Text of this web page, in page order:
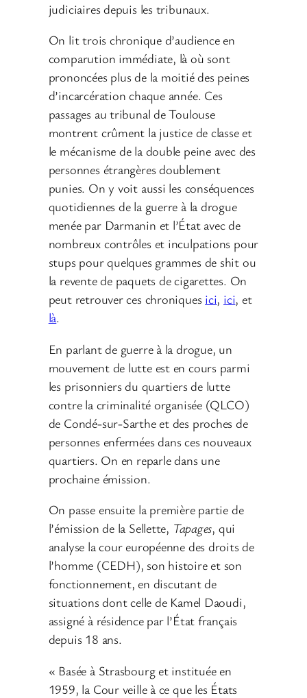
judiciaires depuis les tribunaux.
On lit trois chronique d’audience en
comparution immédiate, là où sont
prononcées plus de la moitié des peines
d’incarcération chaque année. Ces
passages au tribunal de Toulouse
montrent crûment la justice de classe et
le mécanisme de la double peine avec des
personnes étrangères doublement
punies. On y voit aussi les conséquences
quotidiennes de la guerre à la drogue
menée par Darmanin et l’État avec de
nombreux contrôles et inculpations pour
stups pour quelques grammes de shit ou
la revente de paquets de cigarettes. On
peut retrouver ces chroniques ici, ici, et
là.
En parlant de guerre à la drogue, un
mouvement de lutte est en cours parmi
les prisonniers du quartiers de lutte
contre la criminalité organisée (QLCO)
de Condé-sur-Sarthe et des proches de
personnes enfermées dans ces nouveaux
quartiers. On en reparle dans une
prochaine émission.
On passe ensuite la première partie de
l’émission de la Sellette, Tapages, qui
analyse la cour européenne des droits de
l’homme (CEDH), son histoire et son
fonctionnement, en discutant de
situations dont celle de Kamel Daoudi,
assigné à résidence par l’État français
depuis 18 ans.
« Basée à Strasbourg et instituée en
1959, la Cour veille à ce que les États